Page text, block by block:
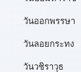
วันออกพรรษา
วันลอยกระทง
วันวชิราวุธ